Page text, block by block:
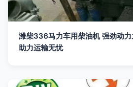
潍柴336马力车用柴油机 强劲动
助力运输无忧